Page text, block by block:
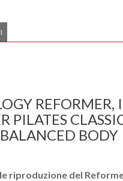
REFORMER,
PILATES
BODY
riproduzione del